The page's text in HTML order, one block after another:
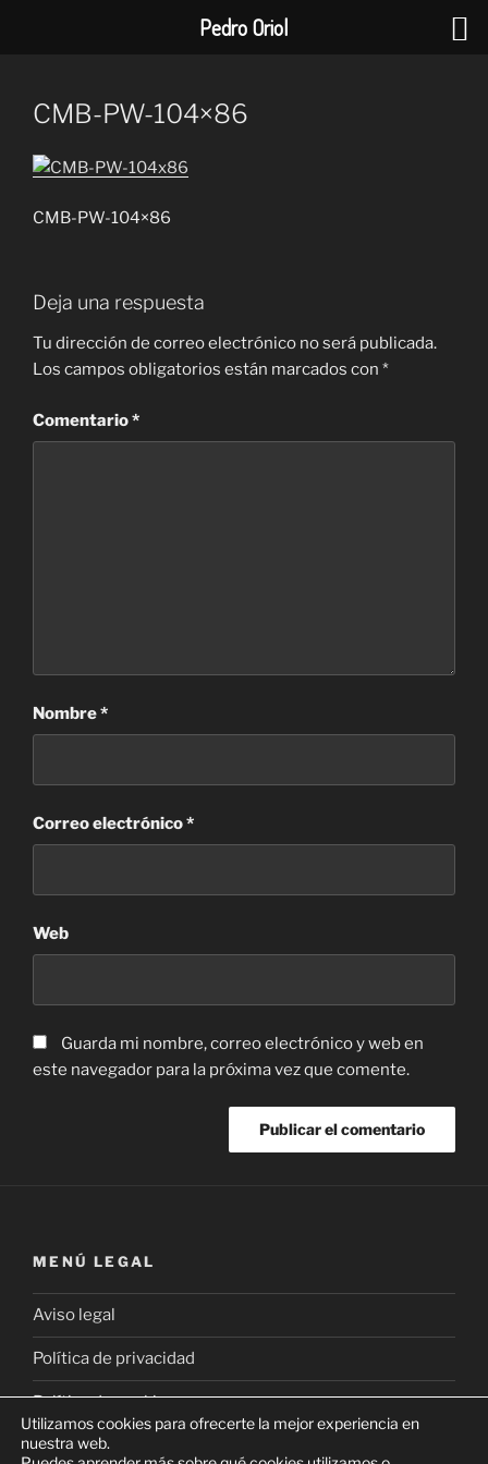
contenido
CMB-PW-104×86
CMB-PW-104×86
Deja una respuesta
Tu dirección de correo electrónico no será publicada.
Los campos obligatorios están marcados con *
Comentario*
Nombre*
Correo electrónico*
Web
Guarda mi nombre, correo electrónico y web en
este navegador para la próxima vez que comente.
MENÚ LEGAL
Aviso legal
Política de privacidad
Política de cookies
Utilizamos cookies para ofrecerte la mejor experiencia en
nuestra web.
Pedro Oriol